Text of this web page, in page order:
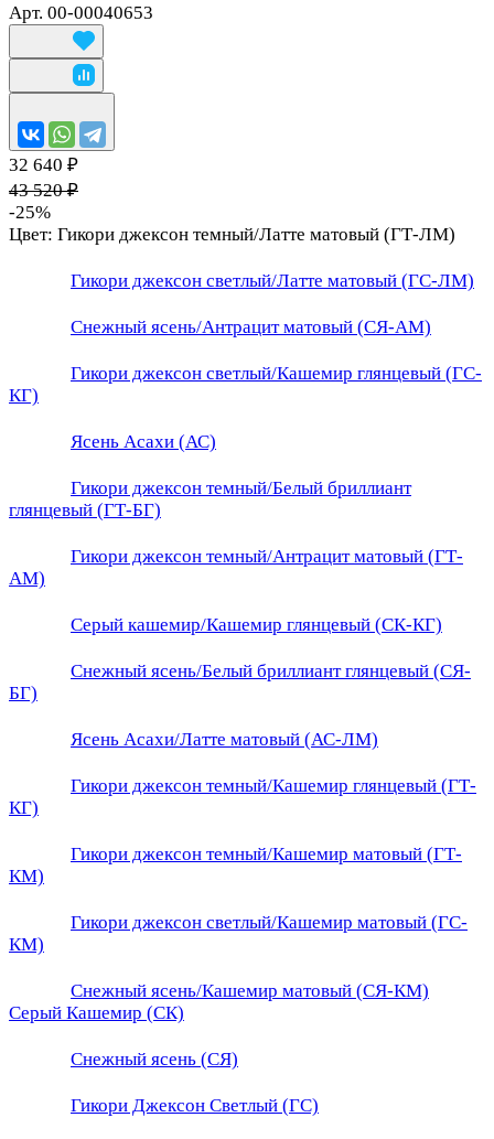
Арт. 00-00040653
32 640 ₽
43 520 ₽
-25%
Цвет: Гикори джексон темный/Латте матовый (ГТ-ЛМ)
Гикори джексон светлый/Латте матовый (ГС-ЛМ)
Снежный ясень/Антрацит матовый (СЯ-АМ)
Гикори джексон светлый/Кашемир глянцевый (ГС-
КГ)
Ясень Асахи (АС)
Гикори джексон темный/Белый бриллиант
глянцевый (ГТ-БГ)
Гикори джексон темный/Антрацит матовый (ГТ-
АМ)
Серый кашемир/Кашемир глянцевый (СК-КГ)
Снежный ясень/Белый бриллиант глянцевый (СЯ-
БГ)
Ясень Асахи/Латте матовый (АС-ЛМ)
Гикори джексон темный/Кашемир глянцевый (ГТ-
КГ)
Гикори джексон темный/Кашемир матовый (ГТ-
КМ)
Гикори джексон светлый/Кашемир матовый (ГС-
КМ)
Снежный ясень/Кашемир матовый (СЯ-КМ)
Серый Кашемир (СК)
Снежный ясень (СЯ)
Гикори Джексон Светлый (ГС)